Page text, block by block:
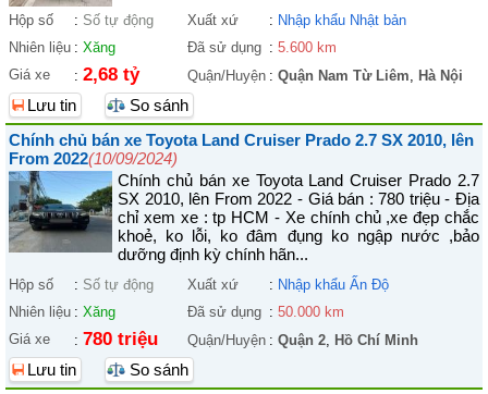
Hộp số : Số tự động Xuất xứ : Nhập khẩu Nhật bản
Nhiên liệu : Xăng Đã sử dụng : 5.600 km
Giá xe
: 2,68 tỷ Quận/Huyện : Quận Nam Từ Liêm, Hà Nội
Lưu tin
So sánh
Chính chủ bán xe Toyota Land Cruiser Prado 2.7 SX 2010, lên
From 2022(10/09/2024)
Chính chủ bán xe Toyota Land Cruiser Prado 2.7
SX 2010, lên From 2022 - Giá bán : 780 triệu - Địa
chỉ xem xe : tp HCM - Xe chính chủ ,xe đẹp chắc
khoẻ, ko lỗi, ko đâm đụng ko ngập nước ,bảo
dưỡng định kỳ chính hãn...
Hộp số : Số tự động Xuất xứ : Nhập khẩu Ấn Độ
Nhiên liệu : Xăng Đã sử dụng : 50.000 km
Giá xe
: 780 triệu Quận/Huyện : Quận 2, Hồ Chí Minh
Lưu tin
So sánh